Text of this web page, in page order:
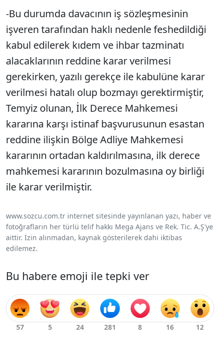
-Bu durumda davacının iş sözleşmesinin
işveren tarafından haklı nedenle feshedildiği
kabul edilerek kıdem ve ihbar tazminatı
alacaklarının reddine karar verilmesi
gerekirken, yazılı gerekçe ile kabulüne karar
verilmesi hatalı olup bozmayı gerektirmiştir,
Temyiz olunan, İlk Derece Mahkemesi
kararına karşı istinaf başvurusunun esastan
reddine ilişkin Bölge Adliye Mahkemesi
kararının ortadan kaldırılmasına, ilk derece
mahkemesi kararının bozulmasına oy birliği
ile karar verilmiştir.
www.sozcu.com.tr internet sitesinde yayınlanan yazı, haber ve
fotoğrafların her türlü telif hakkı Mega Ajans ve Rek. Tic. A.Ş'ye
aittir. İzin alınmadan, kaynak gösterilerek dahi iktibas
edilemez.
Bu habere emoji ile tepki ver